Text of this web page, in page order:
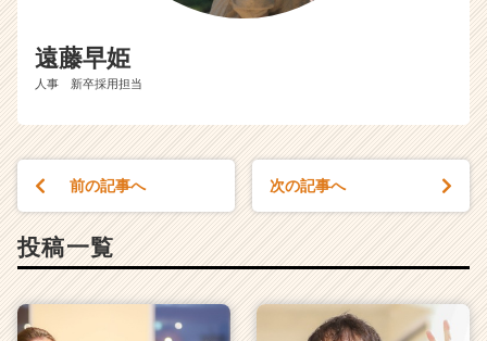
遠藤早姫
人事 新卒採用担当
前の記事へ 次の記事へ
投稿一覧